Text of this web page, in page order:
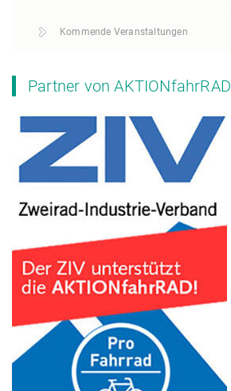
Kommende Veranstaltungen
Partner von AKTIONfahrRAD